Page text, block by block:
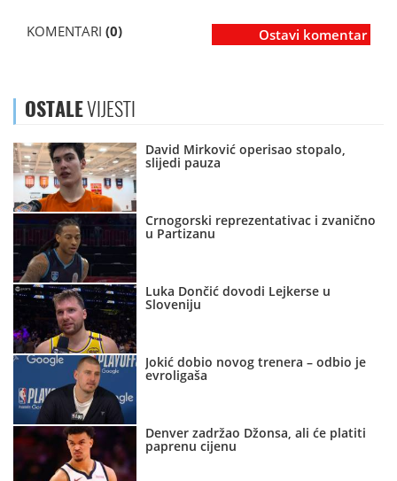
KOMENTARI (0) Ostavi komentar
OSTALEVIJESTI
David Mirković operisao stopalo,
slijedi pauza
Crnogorski reprezentativac i zvanično
u Partizanu
Luka Dončić dovodi Lejkerse u
Sloveniju
Jokić dobio novog trenera – odbio je
evroligaša
Denver zadržao Džonsa, ali će platiti
paprenu cijenu